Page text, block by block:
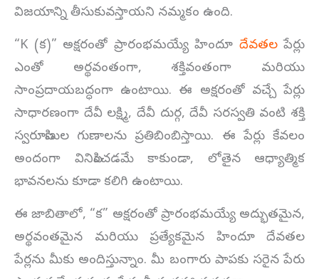
విజయాన్ని తీసుకువస్తాయని నమ్మకం ఉంది.
“K (క)” అక్షరంతో ప్రారంభమయ్యే హిందూ దేవతలపేర్లు
ఎంతో అర్థవంతంగా, శక్తివంతంగా మరియు
సాంప్రదాయబద్ధంగా ఉంటాయి. ఈ అక్షరంతో వచ్చే పేర్లు
సాధారణంగా దేవీ లక్ష్మి, దేవీ దుర్గ, దేవీ సరస్వతి వంటి శక్తి
స్వరూపిణుల గుణాలను ప్రతిబింబిస్తాయి. ఈ పేర్లు కేవలం
అందంగా వినిపించడమే కాకుండా, లోతైన ఆధ్యాత్మిక
భావనలను కూడా కలిగి ఉంటాయి.
ఈ జాబితాలో, “క” అక్షరంతో ప్రారంభమయ్యే అద్భుతమైన,
అర్థవంతమైన మరియు ప్రత్యేకమైన హిందూ దేవతల
పేర్లను మీకు అందిస్తున్నాం. మీ బంగారు పాపకు సరైన పేరు